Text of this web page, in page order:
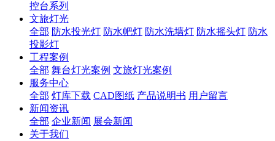
控台系列
文旅灯光
全部 防水投光灯 防水帊灯 防水洗墙灯 防水摇头灯 防水
投影灯
工程案例
全部 舞台灯光案例 文旅灯光案例
服务中心
全部 灯库下载 CAD图纸 产品说明书 用户留言
新闻资讯
全部 企业新闻 展会新闻
关于我们